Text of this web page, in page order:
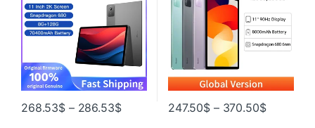
268.53$ – 286.53$ 247.50$ – 370.50$